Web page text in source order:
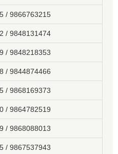
/ 9866763215
/ 9848131474
/ 9848218353
/ 9844874466
/ 9868169373
/ 9864782519
/ 9868088013
/ 9867537943